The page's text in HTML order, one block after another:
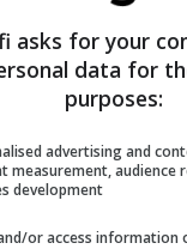
asks for your
data for
purposes:
advertising and
measurement, audience
development
or access information